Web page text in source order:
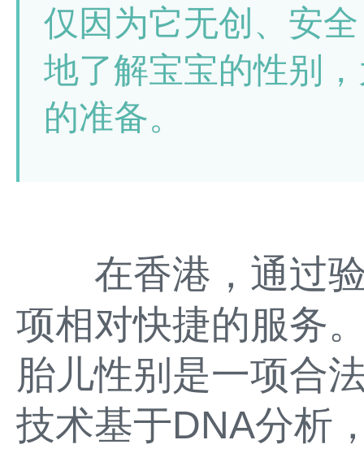
仅因为它无创、安
地了解宝宝的性别
的准备。
在香港，通过验
项相对快捷的服务
胎儿性别是一项合
技术基于DNA分析